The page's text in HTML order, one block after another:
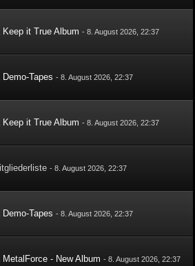
Keep it True Album -8. August 2026, 22:37
Demo-Tapes -8. August 2026, 22:37
Keep it True Album -8. August 2026, 22:37
-8. August 2026, 22:37
Demo-Tapes -8. August 2026, 22:37
MetalForce - New Album -8. August 2026, 22:37